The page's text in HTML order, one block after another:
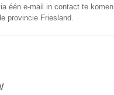
één e-mail in contact te
provincie Friesland.